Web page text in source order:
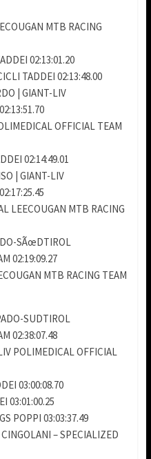
MTB RACING
02:13:01.20
TADDEI 02:13:48.00
| GIANT-LIV
OFFICIAL TEAM
02:14:49.01
| GIANT-LIV
LEECOUGAN MTB RACING
SÃœDTIROL
02:19:09.27
MTB RACING TEAM
SUDTIROL
02:38:07.48
POLIMEDICAL OFFICIAL
03:00:08.70
03:01:00.25
POPPI 03:03:37.49
– SPECIALIZED